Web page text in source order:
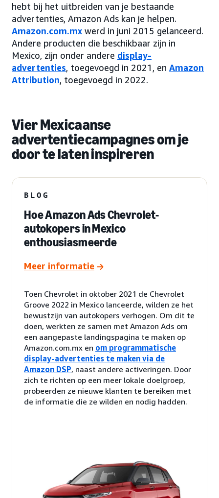
hebt bij het uitbreiden van je bestaande
advertenties, Amazon Ads kan je helpen.
Amazon.com.mx werd in juni 2015 gelanceerd.
Andere producten die beschikbaar zijn in
Mexico, zijn onder andere display-
advertenties, toegevoegd in 2021, en Amazon
Attribution, toegevoegd in 2022.
Vier Mexicaanse
advertentiecampagnes om je
door te laten inspireren
BLOG
Hoe Amazon Ads Chevrolet-
autokopers in Mexico
enthousiasmeerde
Meer informatie
Toen Chevrolet in oktober 2021 de Chevrolet
Groove 2022 in Mexico lanceerde, wilden ze het
bewustzijn van autokopers verhogen. Om dit te
doen, werkten ze samen met Amazon Ads om
een aangepaste landingspagina te maken op
Amazon.com.mx en om programmatische
display-advertenties te maken via de
Amazon DSP, naast andere activeringen. Door
zich te richten op een meer lokale doelgroep,
probeerden ze nieuwe klanten te bereiken met
de informatie die ze wilden en nodig hadden.